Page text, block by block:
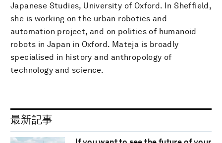
Japanese Studies, University of Oxford. In Sheffield,
she is working on the urban robotics and
automation project, and on politics of humanoid
robots in Japan in Oxford. Mateja is broadly
specialised in history and anthropology of
technology and science.
最新記事